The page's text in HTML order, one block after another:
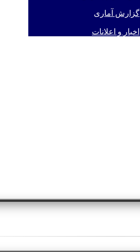
گزارش آماری
اخبار و اعلانات